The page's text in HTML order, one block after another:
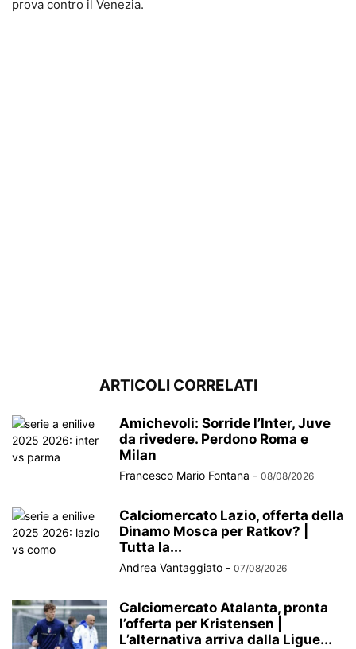
prova contro il Venezia.
ARTICOLI CORRELATI
Amichevoli: Sorride l’Inter, Juve
da rivedere. Perdono Roma e
Milan
Francesco Mario Fontana - 08/08/2026
Calciomercato Lazio, offerta della
Dinamo Mosca per Ratkov? |
Tutta la...
Andrea Vantaggiato - 07/08/2026
Calciomercato Atalanta, pronta
l’offerta per Kristensen |
L’alternativa arriva dalla Ligue...